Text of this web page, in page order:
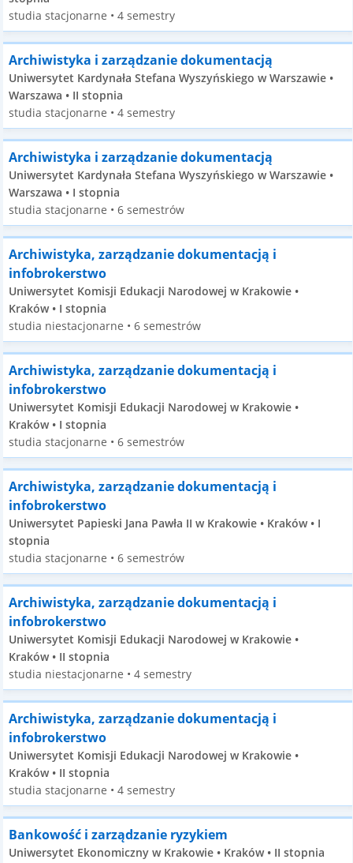
studia stacjonarne • 4 semestry
Archiwistyka i zarządzanie dokumentacją
Uniwersytet Kardynała Stefana Wyszyńskiego w Warszawie •
Warszawa • II stopnia
studia stacjonarne • 4 semestry
Archiwistyka i zarządzanie dokumentacją
Uniwersytet Kardynała Stefana Wyszyńskiego w Warszawie •
Warszawa • I stopnia
studia stacjonarne • 6 semestrów
Archiwistyka, zarządzanie dokumentacją i
infobrokerstwo
Uniwersytet Komisji Edukacji Narodowej w Krakowie •
Kraków • I stopnia
studia niestacjonarne • 6 semestrów
Archiwistyka, zarządzanie dokumentacją i
infobrokerstwo
Uniwersytet Komisji Edukacji Narodowej w Krakowie •
Kraków • I stopnia
studia stacjonarne • 6 semestrów
Archiwistyka, zarządzanie dokumentacją i
infobrokerstwo
Uniwersytet Papieski Jana Pawła II w Krakowie • Kraków • I
stopnia
studia stacjonarne • 6 semestrów
Archiwistyka, zarządzanie dokumentacją i
infobrokerstwo
Uniwersytet Komisji Edukacji Narodowej w Krakowie •
Kraków • II stopnia
studia niestacjonarne • 4 semestry
Archiwistyka, zarządzanie dokumentacją i
infobrokerstwo
Uniwersytet Komisji Edukacji Narodowej w Krakowie •
Kraków • II stopnia
studia stacjonarne • 4 semestry
Bankowość i zarządzanie ryzykiem
Uniwersytet Ekonomiczny w Krakowie • Kraków • II stopnia